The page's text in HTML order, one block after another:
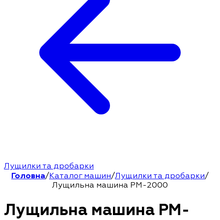
Лущилки та дробарки
Головна/Каталог машин/Лущилки та дробарки/
Лущильна машина PM-2000
Лущильна машина PM-